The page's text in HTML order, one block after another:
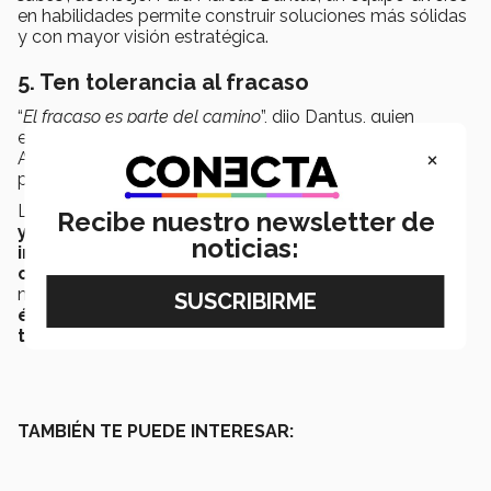
en habilidades permite construir soluciones más sólidas
y con mayor visión estratégica.
5. Ten tolerancia al fracaso
“El fracaso es parte del camino”, dijo Dantus, quien
enfatizó que
Aceptar el error como parte del proceso es esencial
para adaptarse y avanzar con mayor claridad.
La conferencia concluyó con una sesión de
preguntas
y respuestas, en la que Dantusreiteró la
importancia de la ejecución y el aprendizaje
constanteen el camino del emprendimiento. Su
mensaje enfatizó que más allá de la idea inicial, el
éxito depende de la capacidad de adaptación y
toma de decisiones.
TAMBIÉN TE PUEDE INTERESAR:
×
Recibe nuestro newsletter de
noticias: